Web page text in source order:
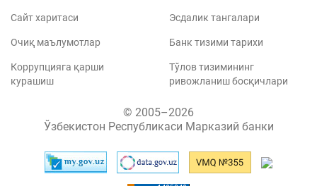
Сайт харитаси
Очиқ маълумотлар
Коррупцияга қарши
курашиш
Эсдалик тангалари
Банк тизими тарихи
Тўлов тизимининг
ривожланиш босқичлари
© 2005–2026
Ўзбекистон Республикаси Марказий банки